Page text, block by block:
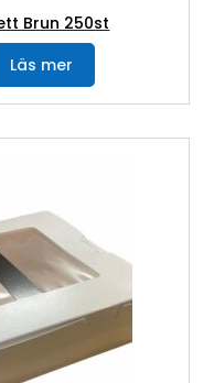
Brun 250st
Läs mer